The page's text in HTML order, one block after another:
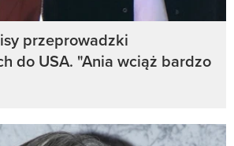
przeprowadzki
do USA. "Ania wciąż bardzo